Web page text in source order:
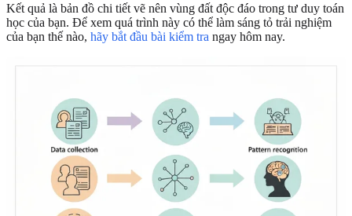
Kết quả là bản đồ chi tiết vẽ nên vùng đất độc đáo trong tư duy toán
học của bạn. Để xem quá trình này có thể làm sáng tỏ trải nghiệm
của bạn thế nào, hãy bắt đầu bài kiểm tra ngay hôm nay.